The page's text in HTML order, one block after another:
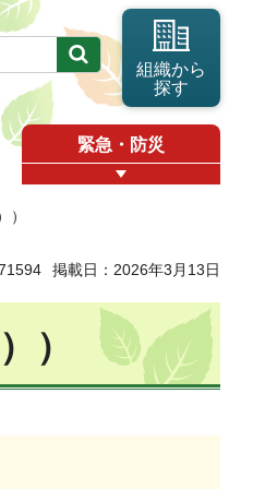
組織から
探す
緊急・防災
掲載日：2026年3月13日
）